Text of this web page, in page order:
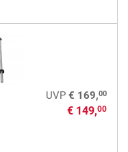
UVP € 169,00
€ 149,00